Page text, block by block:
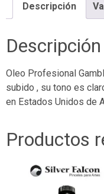
Descripción
Descripción
Oleo Profesional
subido , su tono es
en Estados Unidos de
Productos